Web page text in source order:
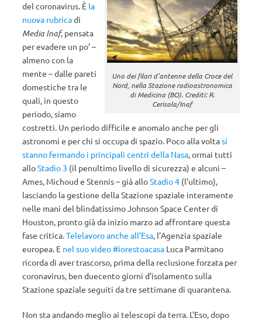
Uno dei filari d’antenne della Croce del
Nord, nella Stazione radioastronomica
di Medicina (BO). Crediti: R.
Cerisola/Inaf
del coronavirus. È la
nuova rubricadi
Media Inaf, pensata
per evadere un po’ –
almeno con la
mente – dalle pareti
domestiche tra le
quali, in questo
periodo, siamo
costretti. Un periodo difficile e anomalo anche per gli
astronomi e per chi si occupa di spazio. Poco alla voltasi
stanno fermando i principali centri della Nasa, ormai tutti
alloStadio 3 (il penultimo livello di sicurezza) e alcuni –
Ames, Michoud e Stennis – già alloStadio 4 (l’ultimo),
lasciando la gestione della Stazione spaziale interamente
nelle mani del blindatissimo Johnson Space Center di
Houston, pronto già da inizio marzo ad affrontare questa
fase critica.Telelavoro anche all’Esa, l’Agenzia spaziale
europea. E nel suo video #iorestoacasa Luca Parmitano
ricorda di aver trascorso, prima della reclusione forzata per
coronavirus, ben duecento giorni d’isolamento sulla
Stazione spaziale seguiti da tre settimane di quarantena.
Non sta andando meglio ai telescopi da terra. L’Eso, dopo